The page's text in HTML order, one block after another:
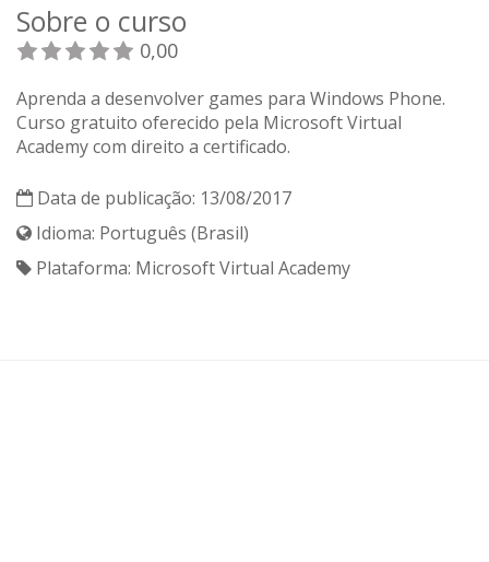
Sobre o curso
0,00
Aprenda a desenvolver games para Windows Phone.
Curso gratuito oferecido pela Microsoft Virtual
Academy com direito a certificado.
Data de publicação: 13/08/2017
Idioma: Português (Brasil)
Plataforma: Microsoft Virtual Academy